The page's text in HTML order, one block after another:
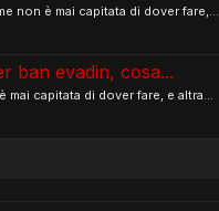
non è mai capitata di dover fare,...
ban evadin, cosa...
mai capitata di dover fare, e altra...